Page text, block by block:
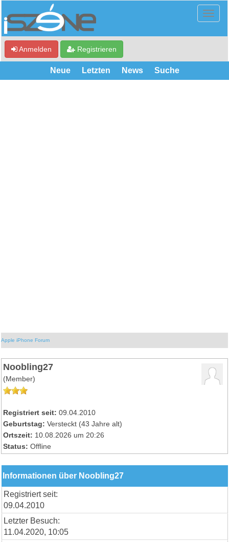
Anmelden Registrieren
Neue Letzten News Suche
Apple iPhone Forum
Noobling27
(Member)
Registriert seit: 09.04.2010
Geburtstag: Versteckt (43 Jahre alt)
Ortszeit: 10.08.2026 um 20:26
Status: Offline
Informationen über Noobling27
Registriert seit:
09.04.2010
Letzter Besuch:
11.04.2020, 10:05